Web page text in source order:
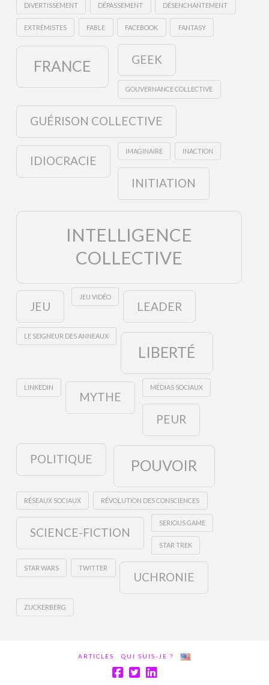
DIVERTISSEMENT DÉPASSEMENT DÉSENCHANTEMENT
EXTRÊMISTES FABLE FACEBOOK FANTASY
FRANCE GEEK
GOUVERNANCE COLLECTIVE
GUÉRISON COLLECTIVE
IDIOCRACIE
IMAGINAIRE INACTION
INITIATION
INTELLIGENCE
COLLECTIVE
JEU
JEU VIDÉO
LEADER
LE SEIGNEUR DES ANNEAUX
LIBERTÉ
LINKEDIN
MYTHE
MÉDIAS SOCIAUX
PEUR
POLITIQUE POUVOIR
RÉSEAUX SOCIAUX RÉVOLUTION DES CONSCIENCES
SCIENCE-FICTION
SERIOUS GAME
STAR TREK
STAR WARS TWITTER
UCHRONIE
ZUCKERBERG
ARTICLES QUI SUIS-JE ?